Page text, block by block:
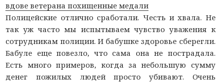
вдове ветерана похищенные медали
Полицейские отлично сработали. Честь и хвала. Не
так уж часто мы испытываем чувство уважения к
сотрудникам полиции. И бабушке здоровье сберегли.
Бабуле еще повезло, что сама она не пострадала.
Есть много примеров, когда за небольшую сумму
денег пожилых людей просто убивают. Очень